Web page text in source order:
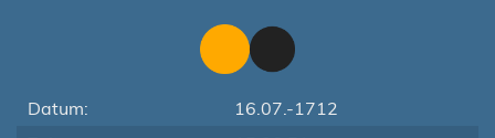
Datum:
16.07.-1712